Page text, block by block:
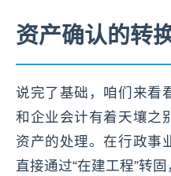
资产确认的转
说完了基础，咱们来看
和企业会计有着天壤之
资产的处理。在行政事
直接通过“在建工程”转